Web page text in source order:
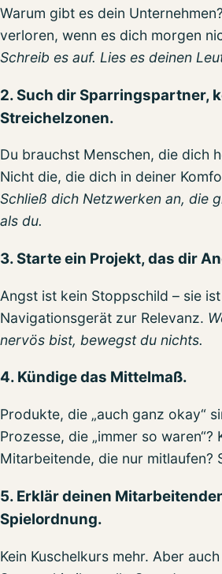
Warum gibt es dein
verloren, wenn es dich morgen
Schreib es auf. Lies es deinen
2. Such dir Sparringspartner,
Streichelzonen.
Du brauchst Menschen, die dich
Nicht die, die dich in deiner
Schließ dich Netzwerken an, die
als du.
3. Starte ein Projekt, das dir
Angst ist kein Stoppschild – sie
Navigationsgerät zur Relevanz.
nervös bist, bewegst du nichts.
4. Kündige das Mittelmaß.
Produkte, die „auch ganz okay“
Prozesse, die „immer so waren“?
Mitarbeitende, die nur mitlaufen?
5. Erklär deinen
Spielordnung.
Kein Kuschelkurs mehr. Aber